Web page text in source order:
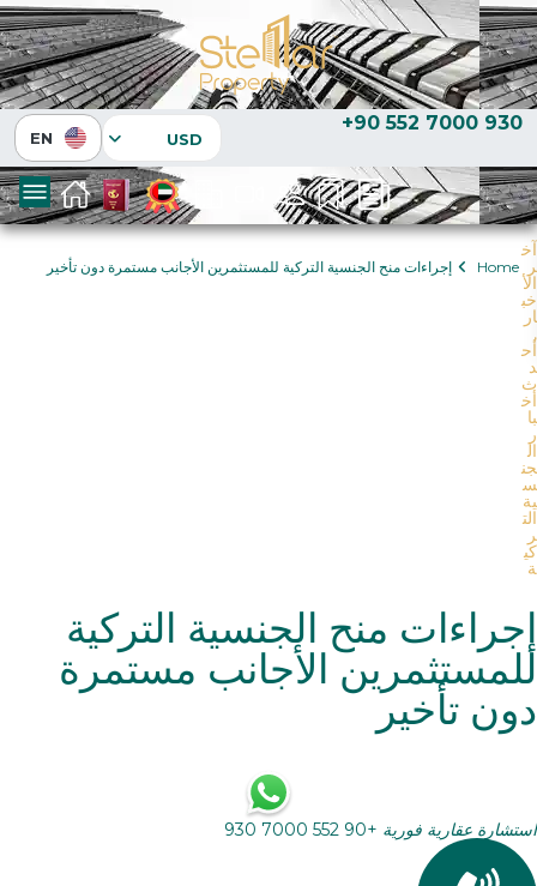
+90 552 7000 930
USD
EN
Home إجراءات منح الجنسية التركية للمستثمرين الأجانب مستمرة دون تأخير
آخ
ر
الأ
خب
ار
,
أح
د
ث
أخ
با
ر
ال
جن
س
ية
الت
ر
كي
ة
إجراءات منح الجنسية التركية
للمستثمرين الأجانب مستمرة
دون تأخير
استشارة عقارية فورية +90 552 7000 930